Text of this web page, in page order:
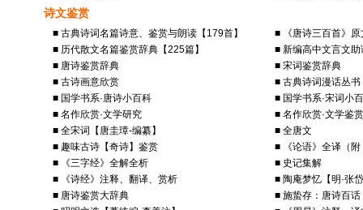
诗文鉴赏
■ 古典诗词名篇诗意、鉴赏与朗读【179首】
■ 《唐诗三百首》
■ 历代散文名篇鉴赏辞典【225篇】
■ 新编高中文言文
■ 唐诗鉴赏辞典
■ 宋词鉴赏辞典
■ 古诗画意欣赏
■ 古典诗词漫话丛书
■ 国学书系·唐诗小百科
■ 国学书系·宋词小
■ 名作欣赏·文学研究
■ 名作欣赏·文学鉴赏
■ 全宋词【唐圭璋-编纂】
■ 全唐文
■ 趣味古诗【奇诗】鉴赏
■ 《论语》全译（
■ 《三字经》全解全析
■ 史记集解
■ 《诗经》注释、翻译、赏析
■ 陶庵梦忆【明·张
■ 唐诗鉴赏大辞典
■ 施蛰存：唐诗百话